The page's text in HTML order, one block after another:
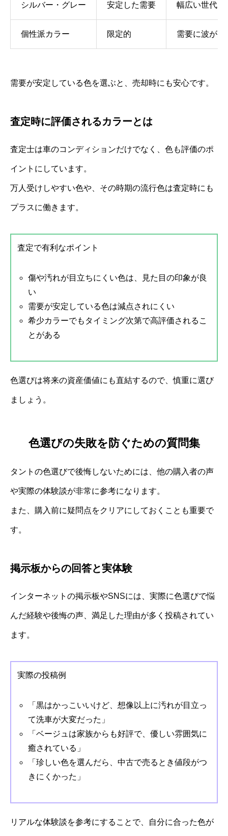
シルバー・グレー 安定した需要 幅広い世代に
個性派カラー 限定的 需要に波が
需要が安定している色を選ぶと、売却時にも安心です。
査定時に評価されるカラーとは
査定士は車のコンディションだけでなく、色も評価のポ
イントにしています。
万人受けしやすい色や、その時期の流行色は査定時にも
プラスに働きます。
査定で有利なポイント
傷や汚れが目立ちにくい色は、見た目の印象が良
い
需要が安定している色は減点されにくい
希少カラーでもタイミング次第で高評価されるこ
とがある
色選びは将来の資産価値にも直結するので、慎重に選び
ましょう。
色選びの失敗を防ぐための質問集
タントの色選びで後悔しないためには、他の購入者の声
や実際の体験談が非常に参考になります。
また、購入前に疑問点をクリアにしておくことも重要で
す。
掲示板からの回答と実体験
インターネットの掲示板やSNSには、実際に色選びで悩
んだ経験や後悔の声、満足した理由が多く投稿されてい
ます。
実際の投稿例
「黒はかっこいいけど、想像以上に汚れが目立っ
て洗車が大変だった」
「ベージュは家族からも好評で、優しい雰囲気に
癒されている」
「珍しい色を選んだら、中古で売るとき値段がつ
きにくかった」
リアルな体験談を参考にすることで、自分に合った色が